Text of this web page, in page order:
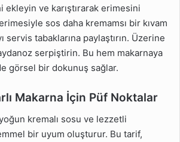
ekleyin ve karıştırarak erimesini
sos daha kremamsı bir kıvam
servis tabaklarına paylaştırın. Üzerine
serpiştirin. Bu hem makarnaya
görsel bir dokunuş sağlar.
Makarna İçin Püf Noktalar
kremalı sosu ve lezzetli
bir uyum oluşturur. Bu tarif,